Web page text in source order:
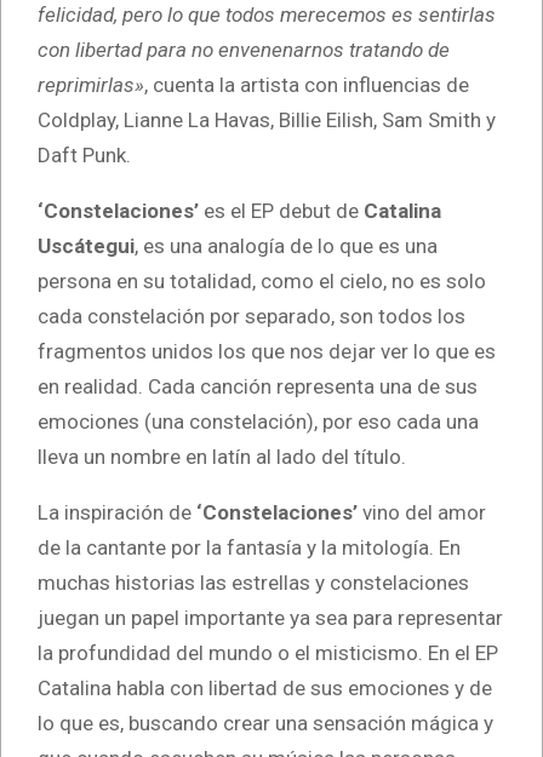
felicidad, pero lo que todos merecemos es sentirlas
con libertad para no envenenarnos tratando de
reprimirlas», cuenta la artista con influencias de
Coldplay, Lianne La Havas, Billie Eilish, Sam Smith y
Daft Punk.
‘Constelaciones’ es el EP debut de Catalina
Uscátegui, es una analogía de lo que es una
persona en su totalidad, como el cielo, no es solo
cada constelación por separado, son todos los
fragmentos unidos los que nos dejar ver lo que es
en realidad. Cada canción representa una de sus
emociones (una constelación), por eso cada una
lleva un nombre en latín al lado del título.
La inspiración de ‘Constelaciones’ vino del amor
de la cantante por la fantasía y la mitología. En
muchas historias las estrellas y constelaciones
juegan un papel importante ya sea para representar
la profundidad del mundo o el misticismo. En el EP
Catalina habla con libertad de sus emociones y de
lo que es, buscando crear una sensación mágica y